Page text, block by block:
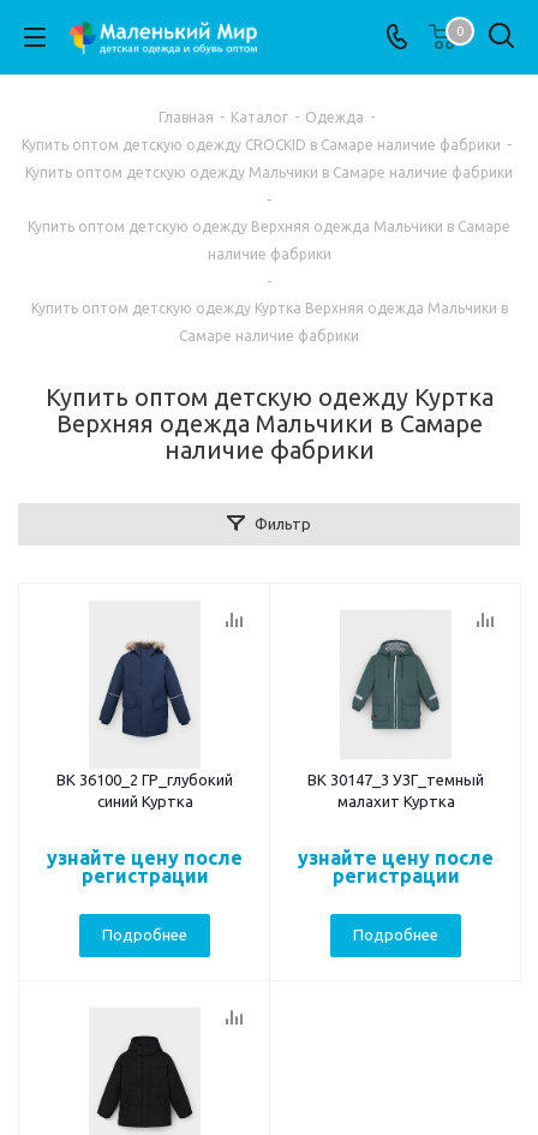
0
Главная - Каталог - Одежда -
Купить оптом детскую одежду CROCKID в Самаре наличие фабрики -
Купить оптом детскую одежду Мальчики в Самаре наличие фабрики
-
Купить оптом детскую одежду Верхняя одежда Мальчики в Самаре
наличие фабрики
-
Купить оптом детскую одежду Куртка Верхняя одежда Мальчики в
Самаре наличие фабрики
Купить оптом детскую одежду Куртка
Верхняя одежда Мальчики в Самаре
наличие фабрики
Фильтр
ВК 36100_2 ГР_глубокий
синий Куртка
узнайте цену после
регистрации
Подробнее
ВК 30147_3 УЗГ_темный
малахит Куртка
узнайте цену после
регистрации
Подробнее